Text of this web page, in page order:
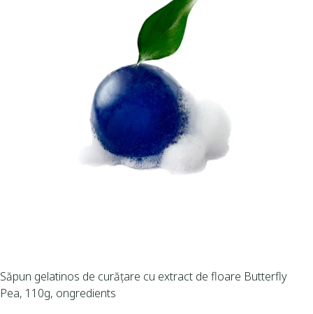
Săpun gelatinos de curățare cu extract de floare Butterfly
Pea, 110g, ongredients